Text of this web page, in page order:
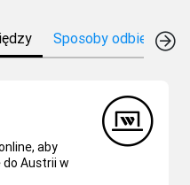
Sposoby odbierania
aby
Austrii w